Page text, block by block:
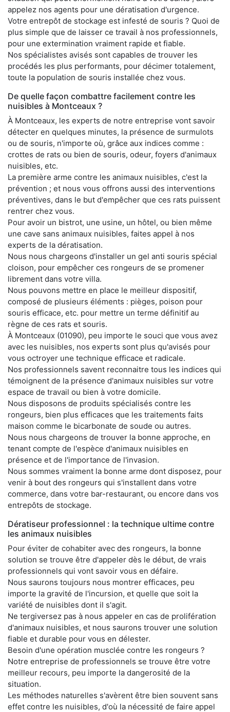
appelez nos agents pour une dératisation d'urgence.
Votre entrepôt de stockage est infesté de souris ? Quoi de
plus simple que de laisser ce travail à nos professionnels,
pour une extermination vraiment rapide et fiable.
Nos spécialistes avisés sont capables de trouver les
procédés les plus performants, pour décimer totalement,
toute la population de souris installée chez vous.
De quelle façon combattre facilement contre les
nuisibles à Montceaux ?
À Montceaux, les experts de notre entreprise vont savoir
détecter en quelques minutes, la présence de surmulots
ou de souris, n'importe où, grâce aux indices comme :
crottes de rats ou bien de souris, odeur, foyers d'animaux
nuisibles, etc.
La première arme contre les animaux nuisibles, c'est la
prévention ; et nous vous offrons aussi des interventions
préventives, dans le but d'empêcher que ces rats puissent
rentrer chez vous.
Pour avoir un bistrot, une usine, un hôtel, ou bien même
une cave sans animaux nuisibles, faites appel à nos
experts de la dératisation.
Nous nous chargeons d'installer un gel anti souris spécial
cloison, pour empêcher ces rongeurs de se promener
librement dans votre villa.
Nous pouvons mettre en place le meilleur dispositif,
composé de plusieurs éléments : pièges, poison pour
souris efficace, etc. pour mettre un terme définitif au
règne de ces rats et souris.
À Montceaux (01090), peu importe le souci que vous avez
avec les nuisibles, nos experts sont plus qu'avisés pour
vous octroyer une technique efficace et radicale.
Nos professionnels savent reconnaitre tous les indices qui
témoignent de la présence d'animaux nuisibles sur votre
espace de travail ou bien à votre domicile.
Nous disposons de produits spécialisés contre les
rongeurs, bien plus efficaces que les traitements faits
maison comme le bicarbonate de soude ou autres.
Nous nous chargeons de trouver la bonne approche, en
tenant compte de l'espèce d'animaux nuisibles en
présence et de l'importance de l'invasion.
Nous sommes vraiment la bonne arme dont disposez, pour
venir à bout des rongeurs qui s'installent dans votre
commerce, dans votre bar-restaurant, ou encore dans vos
entrepôts de stockage.
Dératiseur professionnel : la technique ultime contre
les animaux nuisibles
Pour éviter de cohabiter avec des rongeurs, la bonne
solution se trouve être d'appeler dès le début, de vrais
professionnels qui vont savoir vous en défaire.
Nous saurons toujours nous montrer efficaces, peu
importe la gravité de l'incursion, et quelle que soit la
variété de nuisibles dont il s'agit.
Ne tergiversez pas à nous appeler en cas de prolifération
d'animaux nuisibles, et nous saurons trouver une solution
fiable et durable pour vous en délester.
Besoin d'une opération musclée contre les rongeurs ?
Notre entreprise de professionnels se trouve être votre
meilleur recours, peu importe la dangerosité de la
situation.
Les méthodes naturelles s'avèrent être bien souvent sans
effet contre les nuisibles, d'où la nécessité de faire appel